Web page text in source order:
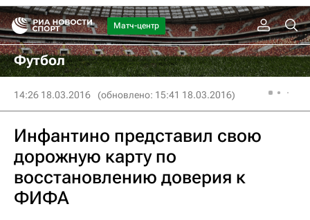
Матч-центр
Футбол
14:26 18.03.2016 (обновлено: 15:41 18.03.2016)
Инфантино представил свою
дорожную карту по
восстановлению доверия к
ФИФА